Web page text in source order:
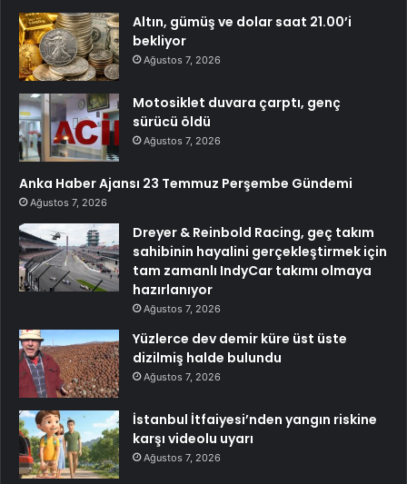
Altın, gümüş ve dolar saat 21.00’i
bekliyor
Ağustos 7, 2026
Motosiklet duvara çarptı, genç
sürücü öldü
Ağustos 7, 2026
Anka Haber Ajansı 23 Temmuz Perşembe Gündemi
Ağustos 7, 2026
Dreyer & Reinbold Racing, geç takım
sahibinin hayalini gerçekleştirmek için
tam zamanlı IndyCar takımı olmaya
hazırlanıyor
Ağustos 7, 2026
Yüzlerce dev demir küre üst üste
dizilmiş halde bulundu
Ağustos 7, 2026
İstanbul İtfaiyesi’nden yangın riskine
karşı videolu uyarı
Ağustos 7, 2026